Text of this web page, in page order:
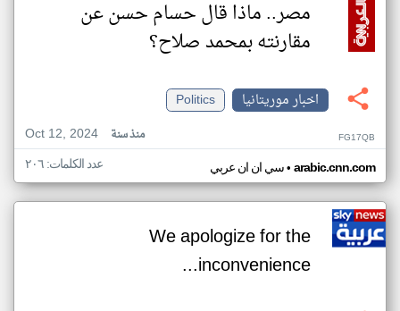
مصر.. ماذا قال حسام حسن عن
مقارنته بمحمد صلاح؟
اخبار موريتانيا
Politics
Oct 12, 2024
منذ سنة FG17QB
سي ان ان عربي• arabic.cnn.com عدد الكلمات: ٢٠٦
We apologize for the
inconvenience...